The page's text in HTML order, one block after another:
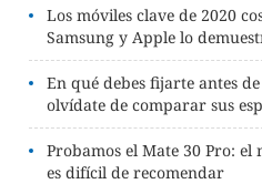
Los móviles clave de 2020
Samsung y Apple lo
En qué debes fijarte antes
olvídate de comparar sus
Probamos el Mate 30 Pro:
es difícil de recomendar